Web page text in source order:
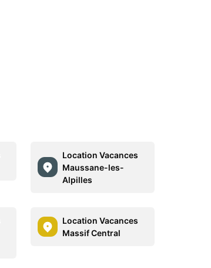
Location Vacances
Maussane-les-
Alpilles
Location Vacances
Massif Central